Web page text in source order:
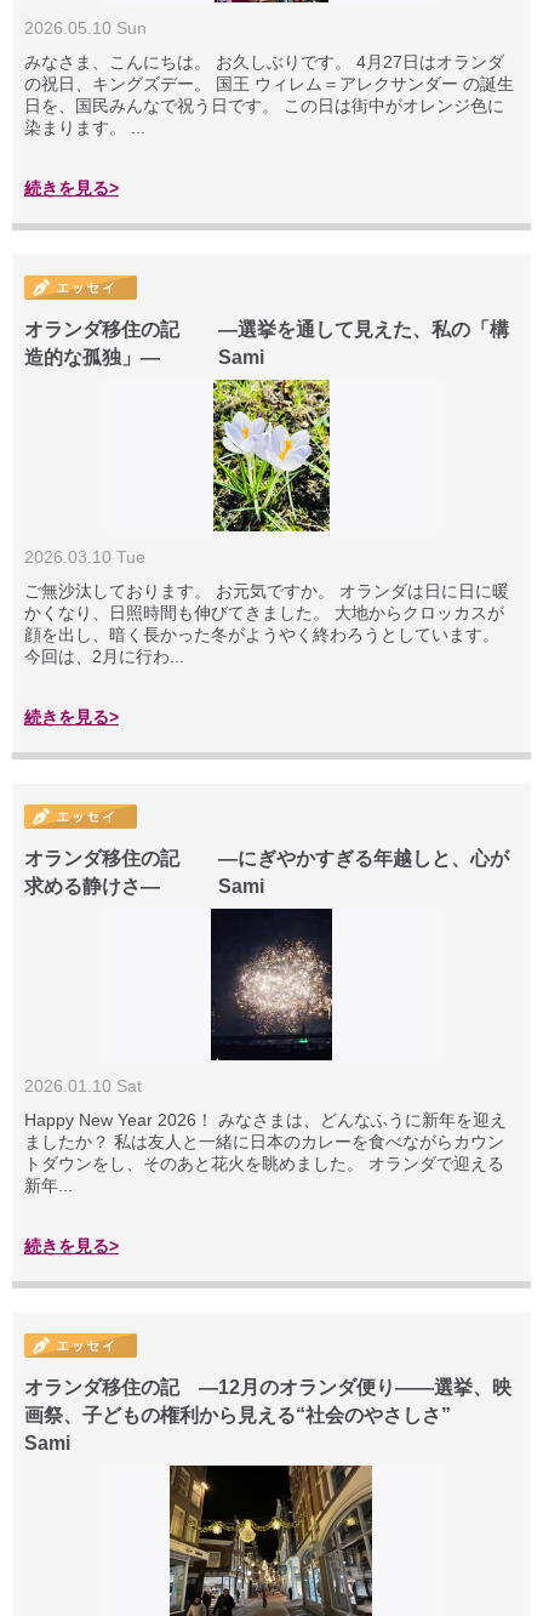
2026.05.10 Sun
みなさま、こんにちは。 お久しぶりです。 4月27日はオランダ
の祝日、キングズデー。 国王 ウィレム＝アレクサンダー の誕生
日を、国民みんなで祝う日です。 この日は街中がオレンジ色に
染まります。 ...
続きを見る>
オランダ移住の記 ―選挙を通して見えた、私の「構
造的な孤独」― Sami
2026.03.10 Tue
ご無沙汰しております。 お元気ですか。 オランダは日に日に暖
かくなり、日照時間も伸びてきました。 大地からクロッカスが
顔を出し、暗く長かった冬がようやく終わろうとしています。
今回は、2月に行わ...
続きを見る>
オランダ移住の記 ―にぎやかすぎる年越しと、心が
求める静けさ― Sami
2026.01.10 Sat
Happy New Year 2026！ みなさまは、どんなふうに新年を迎え
ましたか？ 私は友人と一緒に日本のカレーを食べながらカウン
トダウンをし、そのあと花火を眺めました。 オランダで迎える
新年...
続きを見る>
オランダ移住の記 ―12月のオランダ便り――選挙、映
画祭、子どもの権利から見える“社会のやさしさ”
Sami